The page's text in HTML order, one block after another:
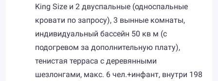
King Size и 2 двуспальные (односпальные
кровати по запросу), 3 вынные комнаты,
индивидуальный бассейн 50 кв м (с
подогревом за дополнительную плату),
тенистая терраса с деревянными
шезлонгами, макс. 6 чел.+инфант, внутри 198